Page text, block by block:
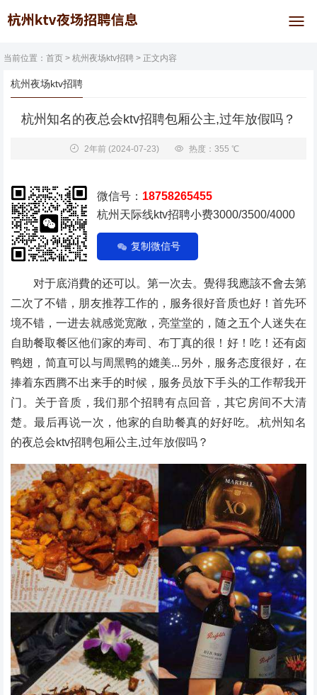
当前位置： 首页 > 杭州夜场ktv招聘 > 正文内容
杭州夜场ktv招聘
杭州知名的夜总会ktv招聘包厢公主,过年放假吗？
2年前(2024-07-23) 热度：355 ℃
微信号： 18758265455
杭州天际线ktv招聘小费3000/3500/4000
复制微信号
对于底消費的还可以。第一次去。覺得我應該不會去第
二次了不错，朋友推荐工作的，服务很好音质也好！首先环
境不错，一进去就感觉宽敞，亮堂堂的，随之五个人迷失在
自助餐取餐区他们家的寿司、布丁真的很！好！吃！还有卤
鸭翅，简直可以与周黑鸭的媲美...另外，服务态度很好，在
捧着东西腾不出来手的时候，服务员放下手头的工作帮我开
门。关于音质，我们那个招聘有点回音，其它房间不大清
楚。最后再说一次，他家的自助餐真的好好吃。,杭州知名
的夜总会ktv招聘包厢公主,过年放假吗？